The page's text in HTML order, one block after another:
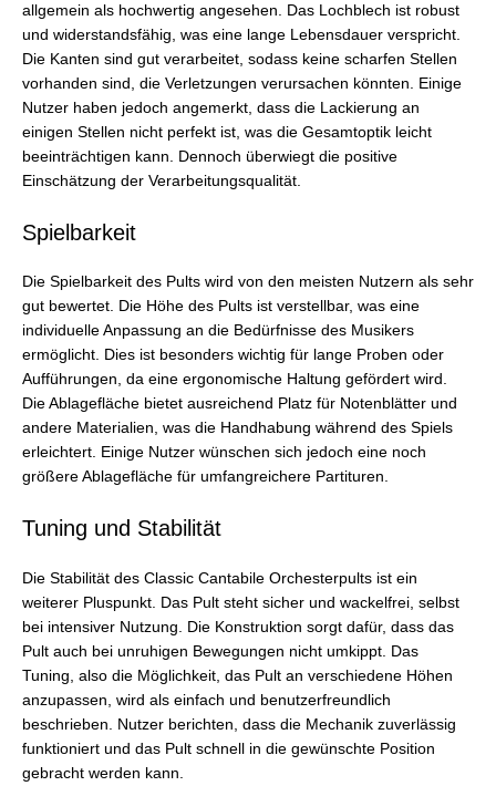
allgemein als hochwertig angesehen. Das Lochblech ist robust
und widerstandsfähig, was eine lange Lebensdauer verspricht.
Die Kanten sind gut verarbeitet, sodass keine scharfen Stellen
vorhanden sind, die Verletzungen verursachen könnten. Einige
Nutzer haben jedoch angemerkt, dass die Lackierung an
einigen Stellen nicht perfekt ist, was die Gesamtoptik leicht
beeinträchtigen kann. Dennoch überwiegt die positive
Einschätzung der Verarbeitungsqualität.
Spielbarkeit
Die Spielbarkeit des Pults wird von den meisten Nutzern als sehr
gut bewertet. Die Höhe des Pults ist verstellbar, was eine
individuelle Anpassung an die Bedürfnisse des Musikers
ermöglicht. Dies ist besonders wichtig für lange Proben oder
Aufführungen, da eine ergonomische Haltung gefördert wird.
Die Ablagefläche bietet ausreichend Platz für Notenblätter und
andere Materialien, was die Handhabung während des Spiels
erleichtert. Einige Nutzer wünschen sich jedoch eine noch
größere Ablagefläche für umfangreichere Partituren.
Tuning und Stabilität
Die Stabilität des Classic Cantabile Orchesterpults ist ein
weiterer Pluspunkt. Das Pult steht sicher und wackelfrei, selbst
bei intensiver Nutzung. Die Konstruktion sorgt dafür, dass das
Pult auch bei unruhigen Bewegungen nicht umkippt. Das
Tuning, also die Möglichkeit, das Pult an verschiedene Höhen
anzupassen, wird als einfach und benutzerfreundlich
beschrieben. Nutzer berichten, dass die Mechanik zuverlässig
funktioniert und das Pult schnell in die gewünschte Position
gebracht werden kann.